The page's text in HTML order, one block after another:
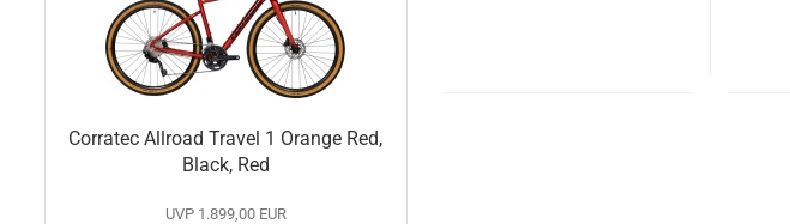
Corratec Allroad Travel 1 Orange Red,
Black, Red
UVP 1.899,00 EUR